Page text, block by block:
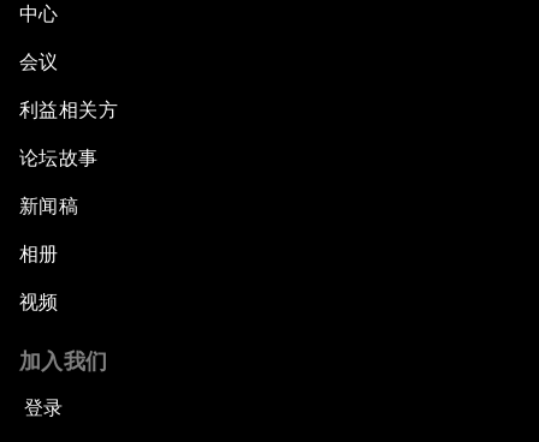
中心
会议
利益相关方
论坛故事
新闻稿
相册
视频
加入我们
登录